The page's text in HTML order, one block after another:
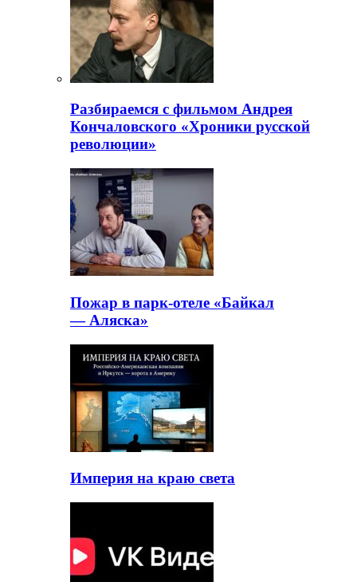
Разбираемся с фильмом Андрея
Кончаловского «Хроники русской
революции»
Пожар в парк-отеле «Байкал
— Аляска»
Империя на краю света